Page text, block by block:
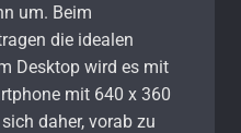
um. Beim
die idealen
Desktop wird es mit
mit 640 x 360
daher, vorab zu